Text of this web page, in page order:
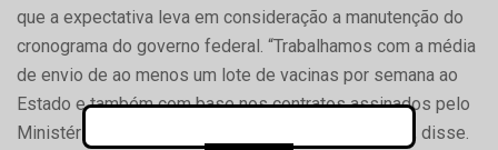
que a expectativa leva em consideração a manutenção do
cronograma do governo federal. “Trabalhamos com a média
de envio de ao menos um lote de vacinas por semana ao
Estado e também com base nos contratos assinados pelo
Ministério da Saúde para a compra de mais doses”, disse.